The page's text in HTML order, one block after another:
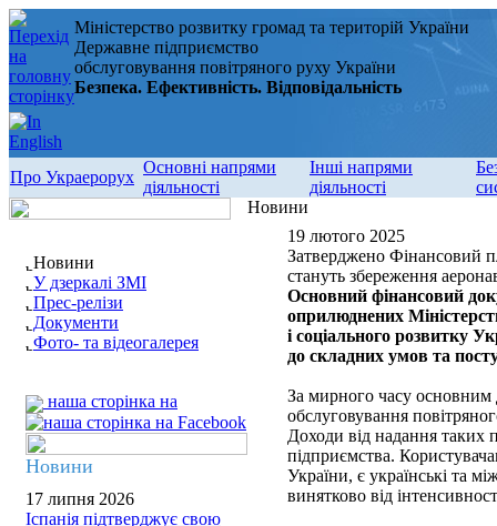
Міністерство розвитку громад та територій України
Державне підприємство
обслуговування повітряного руху України
Безпека. Ефективність. Відповідальність
Про Украерорух
Основні напрями
діяльності
Інші напрями
діяльності
Новини
У дзеркалі ЗМІ
Прес-релізи
Документи
Фото- та відеогалерея
наша сторінка на
Новини
17 липня 2026
Іспанія підтверджує свою
Новини
19 лютого 2025
Затверджено Фінансовий
стануть збереження
Основний фінансовий
оприлюднених
і соціального розвитку
до складних умов та
За мирного часу основним
обслуговування
Доходи від надання таких
підприємства.
України, є українські та
винятково від